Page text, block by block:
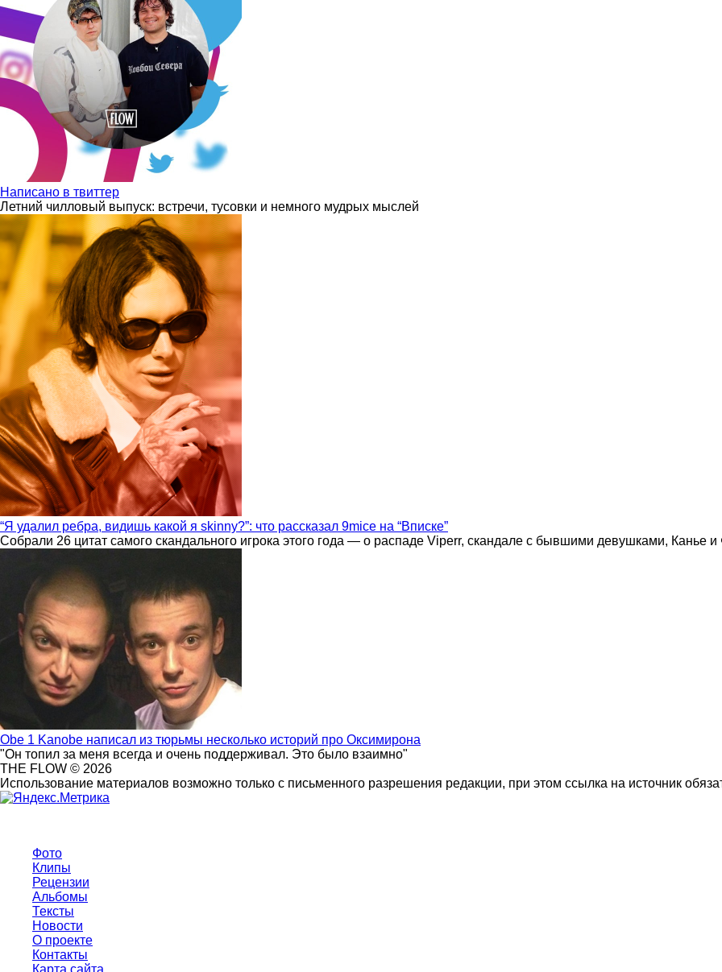
Написано в твиттер
Летний чилловый выпуск: встречи, тусовки и немного мудрых мыслей
“Я удалил ребра, видишь какой я skinny?”: что рассказал 9mice на “Вписке”
Собрали 26 цитат самого скандального игрока этого года — о распаде Viperr, скандале с бывшими девушками, Канье
Obe 1 Kanobe написал из тюрьмы несколько историй про Оксимирона
"Он топил за меня всегда и очень поддерживал. Это было взаимно"
THE FLOW © 2026
Использование материалов возможно только с письменного разрешения редакции, при этом ссылка на источник
Фото
Клипы
Рецензии
Альбомы
Тексты
Новости
О проекте
Контакты
Карта сайта